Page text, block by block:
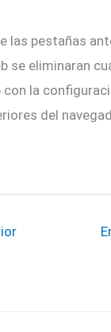
las pestañas
se eliminaran
con la
del